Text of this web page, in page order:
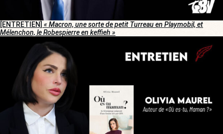
[ENTRETIEN] « Macron, une sorte de petit Turreau en Playmobil, et
Mélenchon, le Robespierre en keffieh »